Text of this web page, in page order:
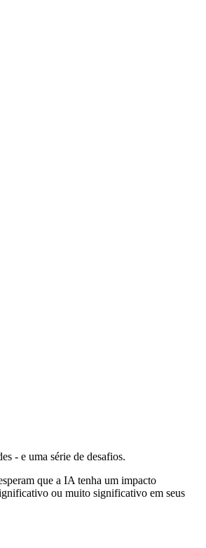
- e uma série de desafios.
que a IA tenha um impacto
ou muito significativo em seus